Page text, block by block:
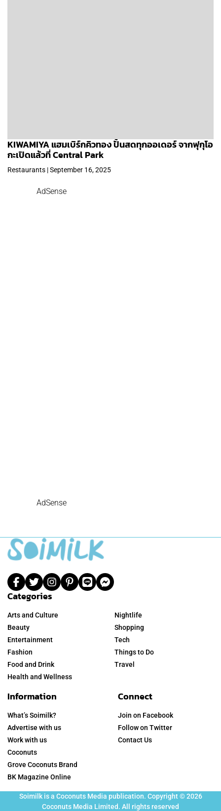
KIWAMIYA แฮมเบิร์กคิวทอง ปั้นสดทุกออเดอร์ จากฟุกุโอ
กะเปิดแล้วที่ Central Park
Restaurants | September 16, 2025
AdSense
AdSense
Categories
Arts and Culture
Beauty
Entertainment
Fashion
Food and Drink
Health and Wellness
Nightlife
Shopping
Tech
Things to Do
Travel
Information
What’s Soimilk?
Advertise with us
Work with us
Coconuts
Grove Coconuts Brand
BK Magazine Online
Connect
Join on Facebook
Follow on Twitter
Contact Us
Soimilk is a Coconuts Media publication. Copyright © 2026
Coconuts Media Limited. All rights reserved